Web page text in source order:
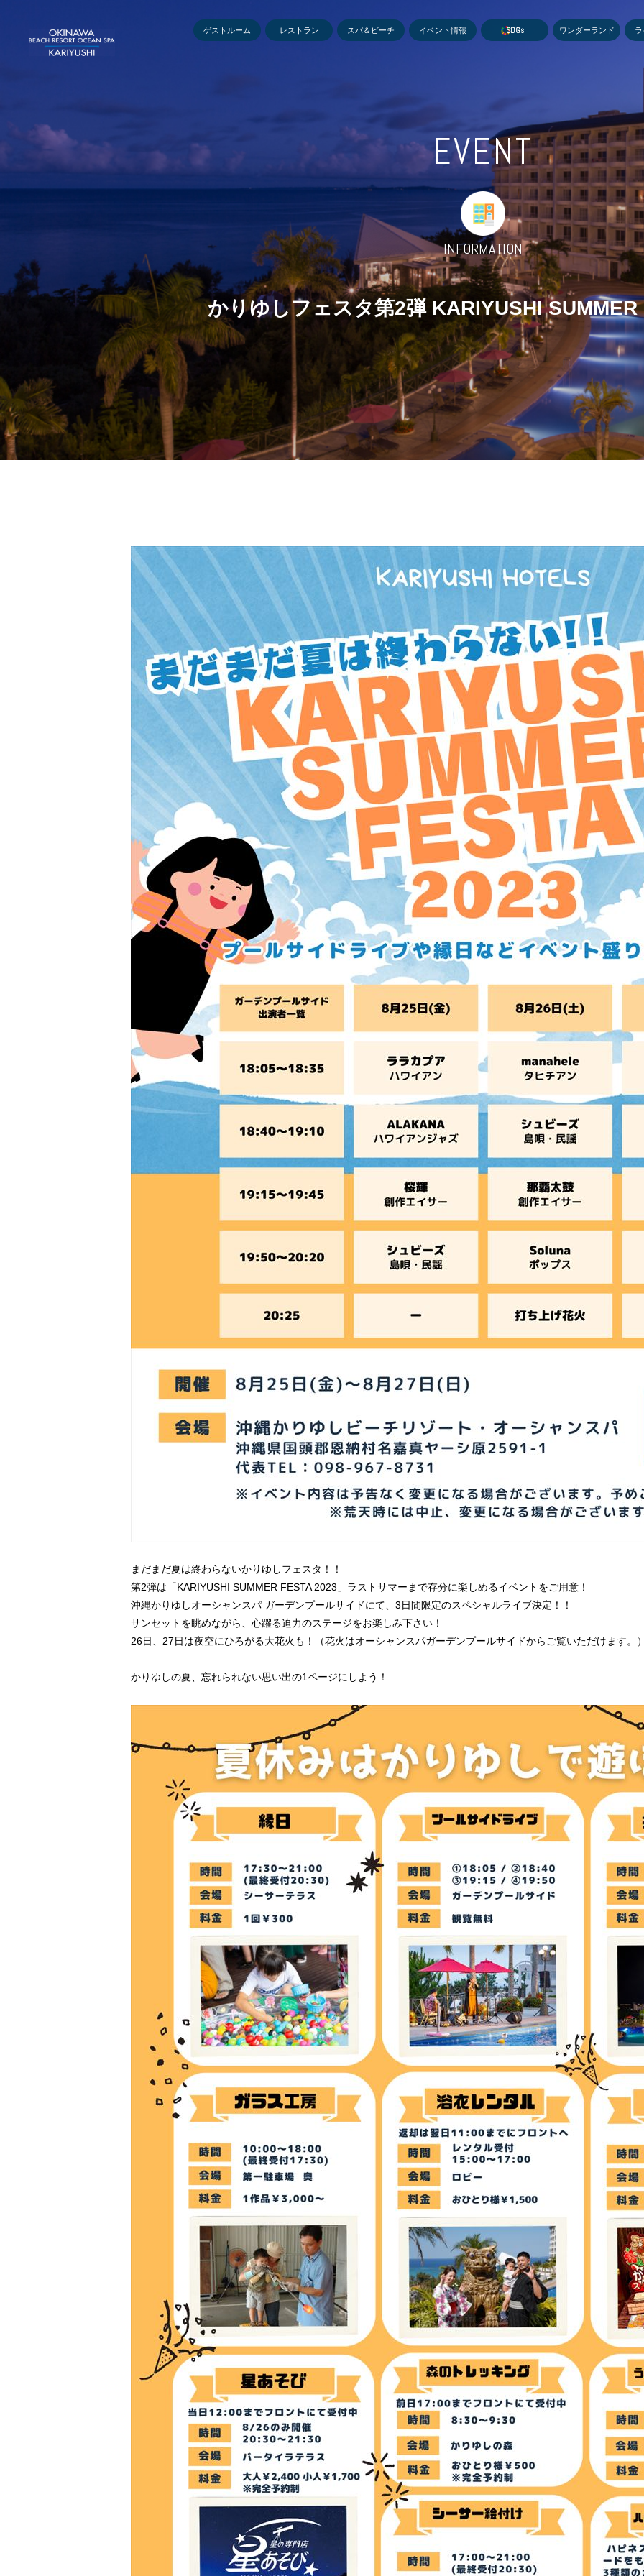
ゲストルーム レストラン スパ＆ビーチ イベント情報 SDGs ワンダーランド
EVENT
INFORMATION
かりゆしフェスタ第2弾 KARIYUSHI SUMMER
まだまだ夏は終わらないかりゆしフェスタ！！
第2弾は「KARIYUSHI SUMMER FESTA 2023」ラストサマーまで存分に楽しめるイベントをご用意！
沖縄かりゆしオーシャンスパ ガーデンプールサイドにて、3日間限定のスペシャルライブ決定！！
サンセットを眺めながら、心躍る迫力のステージをお楽しみ下さい！
26日、27日は夜空にひろがる大花火も！（花火はオーシャンスパガーデンプールサイドからご覧いただけます。
かりゆしの夏、忘れられない思い出の1ページにしよう！